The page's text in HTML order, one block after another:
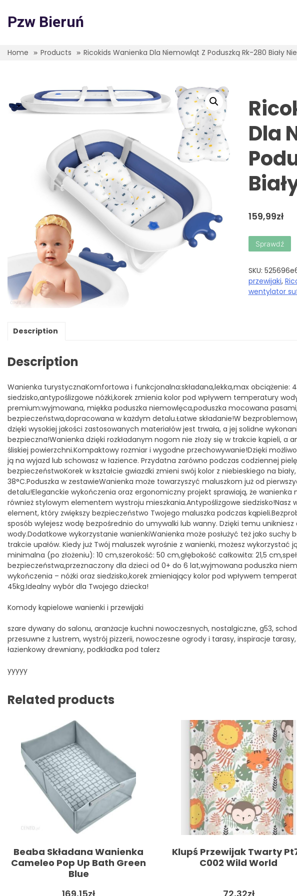
content
Pzw Bieruń
Home Products Ricokids Wanienka Dla Niemowląt Z Poduszką Rk-280 Biały
Dla
159,99zł
Sprawdź
SKU:
przewijaki,
wentylator
Description
Description
Wanienka turystycznaKomfortowa i funkcjonalna:składana,lekka,max obciążenie:
siedzisko,antypoślizgowe nóżki,korek zmienia kolor pod wpływem temperatury
premium:wyjmowana, miękka poduszka niemowlęca,poduszka mocowana
bezpieczeństwa,dopracowana w każdym detalu.Łatwe składanie!W
dzięki wysokiej jakości zastosowanych materiałów jest trwała, a jej solidne
bezpieczna!Wanienka dzięki rozkładanym nogom nie złoży się w trakcie kąpieli, a
śliskiej powierzchni.Kompaktowy rozmiar i wygodne przechowywanie!Dzięki
ją na wyjazd lub schowasz w łazience. Przydatna zarówno podczas codziennej
bezpieczeństwoKorek w kształcie gwiazdki zmieni swój kolor z niebieskiego na
38°C.Poduszka w zestawieWanienka może towarzyszyć maluszkom już od
detalu!Eleganckie wykończenia oraz ergonomiczny projekt sprawiają, że
również stylowym elementem wystroju mieszkania.Antypoślizgowe siedzisko!Nasz
element, który zwiększy bezpieczeństwo Twojego maluszka podczas
sposób wylejesz wodę bezpośrednio do umywalki lub wanny. Dzięki temu
wody.Dodatkowe wykorzystanie wanienkiWanienka może posłużyć też jako suchy
trakcie upałów. Kiedy już Twój maluszek wyrośnie z wanienki, możesz
minimalna (po złożeniu): 10 cm,szerokość: 50 cm,głębokość całkowita: 21,5
bezpieczeństwa,przeznaczony dla dzieci od 0+ do 6 lat,wyjmowana poduszka
wykończenia – nóżki oraz siedzisko,korek zmieniający kolor pod wpływem
45kg.Idealny wybór dla Twojego dziecka!
Komody kąpielowe wanienki i przewijaki
szare dywany do salonu, aranżacje kuchni nowoczesnych, nostalgiczne, g53,
przesuwne z lustrem, wystrój pizzerii, nowoczesne ogrody i tarasy, inspiracje
łazienkowy drewniany, podkładka pod talerz
yyyyy
Related products
Beaba Składana Wanienka
Cameleo Pop Up Bath Green
Blue
Klupś Przewijak Twarty
C002 Wild World